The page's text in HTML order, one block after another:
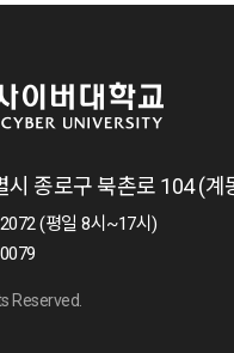
시 종로구 북촌로 104 (계
(평일 8시~17시)
Reserved.